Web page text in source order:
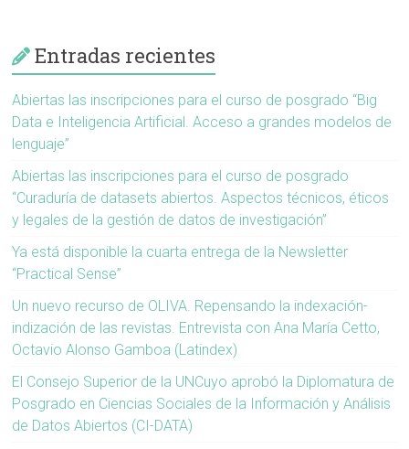
Entradas recientes
Abiertas las inscripciones para el curso de posgrado “Big
Data e Inteligencia Artificial. Acceso a grandes modelos de
lenguaje”
Abiertas las inscripciones para el curso de posgrado
“Curaduría de datasets abiertos. Aspectos técnicos, éticos
y legales de la gestión de datos de investigación”
Ya está disponible la cuarta entrega de la Newsletter
“Practical Sense”
Un nuevo recurso de OLIVA. Repensando la indexación-
indización de las revistas. Entrevista con Ana María Cetto,
Octavio Alonso Gamboa (Latindex)
El Consejo Superior de la UNCuyo aprobó la Diplomatura de
Posgrado en Ciencias Sociales de la Información y Análisis
de Datos Abiertos (CI-DATA)